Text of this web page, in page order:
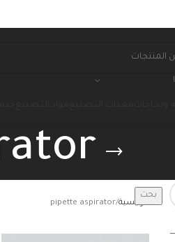
بحث
الرئيسية pipette aspirator